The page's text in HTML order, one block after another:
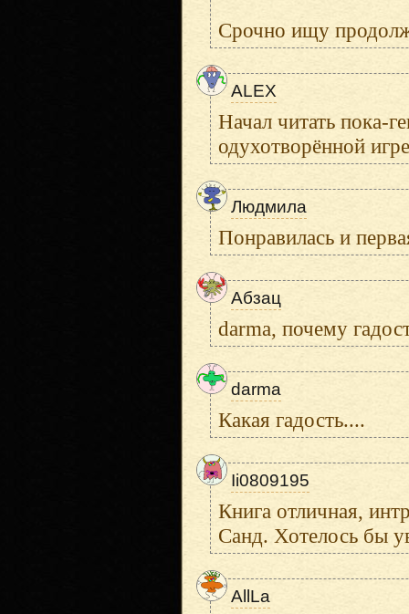
Срочно ищу
ALEX
Начал читать пока-
одухотворённой
Людмила
Понравилась и
Абзац
darma, почему
darma
Какая гадость....
Ii0809195
Книга отличная,
Санд. Хотелось бы
AllLa